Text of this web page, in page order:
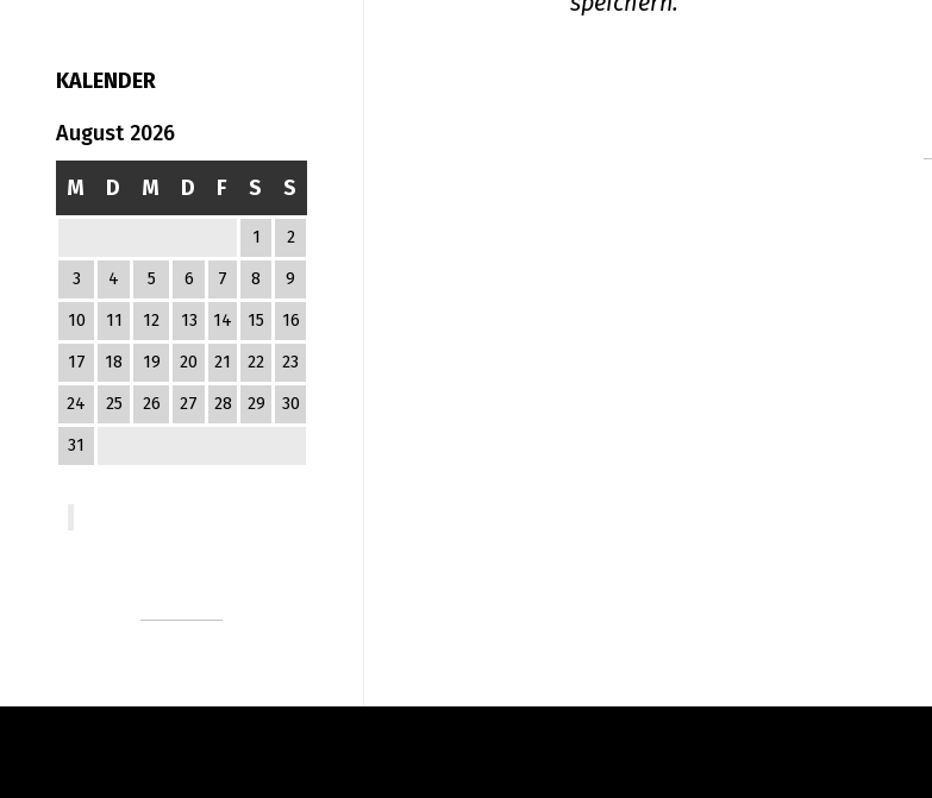
KALENDER
August 2026
M D M D F S S
1 2
3 4 5 6 7 8 9
10 11 12 13 14 15 16
17 18 19 20 21 22 23
24 25 26 27 28 29 30
31